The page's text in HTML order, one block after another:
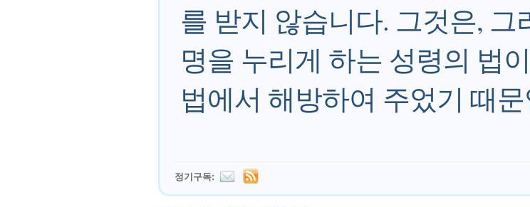
를 받지 않습니다. 그것은, 그
명을 누리게 하는 성령의 법
법에서 해방하여 주었기 때
정기구독: